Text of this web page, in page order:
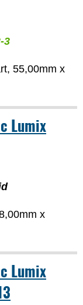
3
55,00mm x
Lumix
x
Lumix